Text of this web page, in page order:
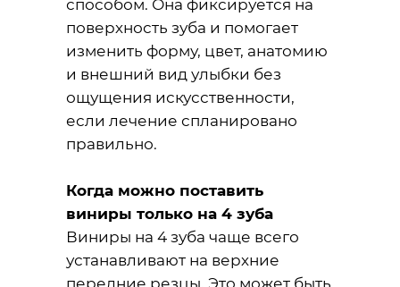
способом. Она фиксируется на
поверхность зуба и помогает
изменить форму, цвет, анатомию
и внешний вид улыбки без
ощущения искусственности,
если лечение спланировано
правильно.
Когда можно поставить
виниры только на 4 зуба
Виниры на 4 зуба чаще всего
устанавливают на верхние
передние резцы. Это может быть